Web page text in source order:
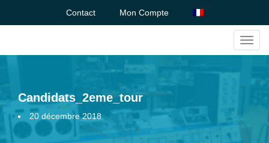
Contact Mon Compte
Candidats_2eme_tour
20 décembre 2018